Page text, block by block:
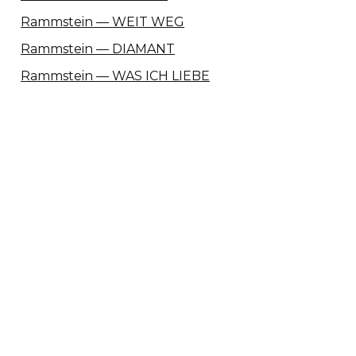
Rammstein — WEIT WEG
Rammstein — DIAMANT
Rammstein — WAS ICH LIEBE